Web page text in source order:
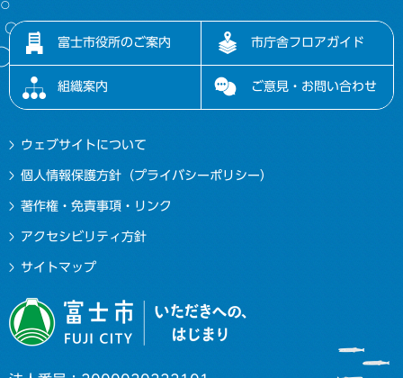
富士市役所のご案内 市庁舎フロアガイド
組織案内 ご意見・お問い合わせ
ウェブサイトについて
個人情報保護方針（プライバシーポリシー）
著作権・免責事項・リンク
アクセシビリティ方針
サイトマップ